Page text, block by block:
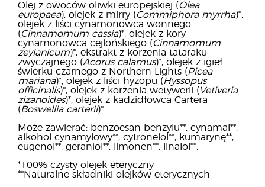
Olej z owoców oliwki europejskiej (Olea
europaea), olejek z mirry (Commiphora myrrha)*,
olejek z liści cynamonowca wonnego
(Cinnamomum cassia)*, olejek z kory
cynamonowca cejlońskiego (Cinnamomum
zeylanicum)*, ekstrakt z korzenia tataraku
zwyczajnego (Acorus calamus)*, olejek z igieł
świerku czarnego z Northern Lights (Picea
mariana)*, olejek z liści hyzopu (Hyssopus
officinalis)*, olejek z korzenia wetywerii ( Vetiveria
zizanoides)*, olejek z kadzidłowca Cartera
(Boswellia carterii)*
Może zawierać: benzoesan benzylu**, cynamal**,
alkohol cynamylowy**, cytronelol**, kumarynę**,
eugenol**, geraniol**, limonen**, linalol**.
*100% czysty olejek eteryczny
**Naturalne składniki olejków eterycznych